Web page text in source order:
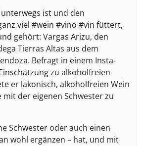
ist und den
viel #wein #vino #vin füttert,
gehört: Vargas Arizu, den
Tierras Altas aus dem
Befragt in einem Insta-
zu alkoholfreien
er lakonisch, alkoholfreien Wein
mit der eigenen Schwester zu
Schwester oder auch einen
wohl ergänzen – hat, und mit